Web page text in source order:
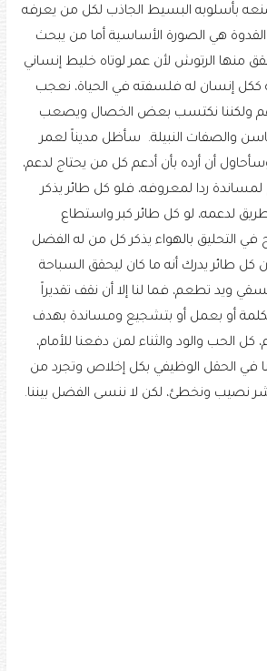
بأسلوبه البسيط الجاذب لكل من يعرفه
هي الصورة الأساسية أما من يبحث
منها الرتوش لأن عمر لوتاه خليط إنساني
إنسان له فلسفته في الحياة، نعجب
ولكننا نكتسب بعض الخصال ويصعب
والصفات النبيلة. سأظل مديناً لعمر
أن أرده بأن أدعم كل من يحتاج لدعم،
ردا لمعروفه، فلو كل طائر يذكر
لدعمه، لو كل طائر كبر واستطاع
في التحليق بالهواء يذكر كل من له الفضل
كل طائر يدرك أنه ما كان ليحقق السباحة
ويد تطعم، فما لنا إلا أن نقف تقديراً
أو بعمل أو بتشجيع ومساندة بهدف
كل الحب والود والثناء لمن دفعنا للأمام،
في الحقل الوظيفي بكل إخلاص وتجرد من
نصيب ونخطئ، لكن لا ننسى الفضل بيننا.